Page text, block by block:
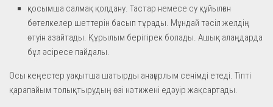
қосымша салмақ қолдану. Тастар немесе су құйылған
бөтелкелер шеттерін басып тұрады. Мұндай тәсіл желдің
өтуін азайтады. Құрылым берігірек болады. Ашық алаңдарда
бұл әсіресе пайдалы.
Осы кеңестер уақытша шатырды анағұрлым сенімді етеді. Тіпті
қарапайым толықтырудың өзі нәтижені едәуір жақсартады.